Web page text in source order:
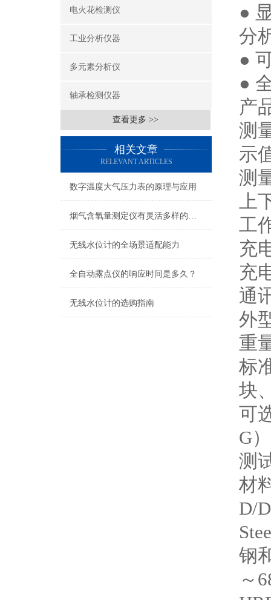
电火花检测仪
工业分析仪器
多元素分析仪
轴承检测仪器
查看更多 >>
相关文章
RELEVANT ARTICLES
数字温度大气压力表的原理与应用
烟气含氧量测定仪有灵活多样的安装方式
无线水位计的全场景适配能力
全自动露点仪的响应时间是多久？
无线水位计的选购指南
●
分
●
●
产
测
示
测
上
工
充
充
通
外
重
标
块
可
G
测
材
D/
钢
～